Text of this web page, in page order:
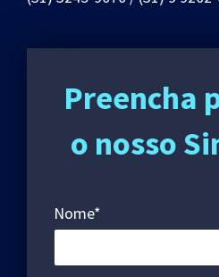
Preencha
o nosso
Nome*